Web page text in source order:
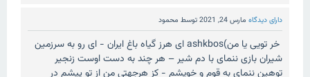
دارای دیدگاه مارس 24, 2021 توسط محمود
خر تویی یا من)ashkbos ای هرز گیاه باغ ایران - ای رو به سرزمین
شیران بازی ننمای با دم شیر – هر چند به دست اوست زنجیر
توهین ننمای به قوم و خویشم - کز هرجهتی من از تو پیشم در